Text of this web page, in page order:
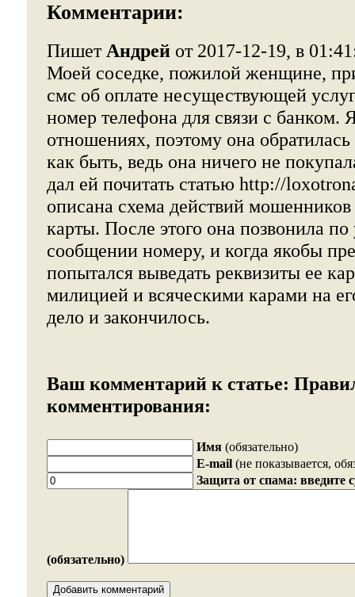
Комментарии:
Пишет Андрей от 2017-12-19, в
Моей соседке, пожилой женщине,
смс об оплате несуществующей
номер телефона для связи с банком.
отношениях, поэтому она
как быть, ведь она ничего не
дал ей почитать статью http://
описана схема действий мошенников
карты. После этого она позвонила
сообщении номеру, и когда якобы
попытался выведать реквизиты ее
милицией и всяческими карами на
дело и закончилось.
Ваш комментарий к статье:
комментирования:
Имя (обязательно)
E-mail (не показывается,
Защита от спама: введите
(обязательно)